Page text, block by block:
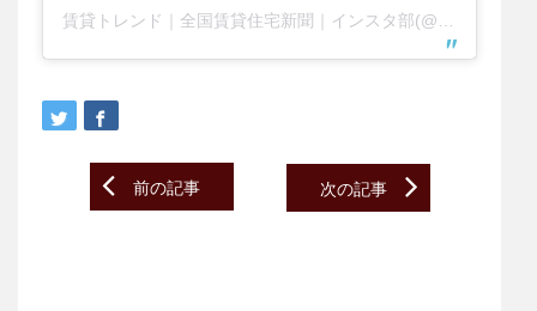
Post
navigation
前の記事 次の記事